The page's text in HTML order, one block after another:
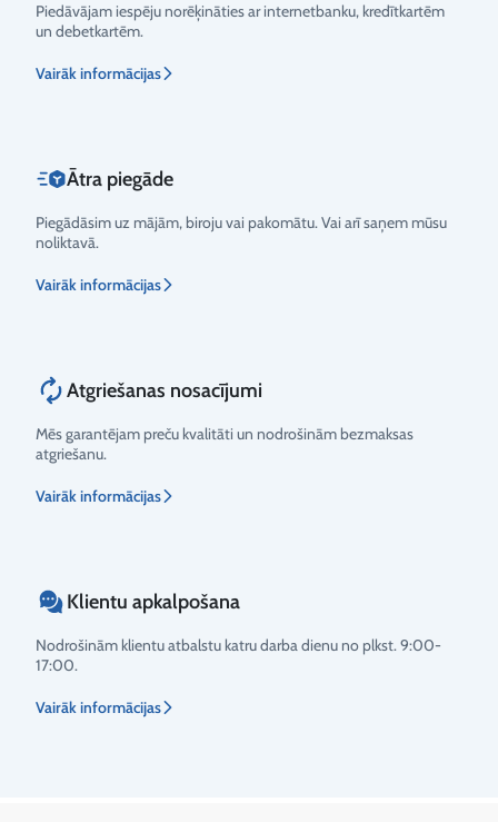
Piedāvājam iespēju norēķināties ar internetbanku, kredītkartēm
un debetkartēm.
Vairāk informācijas
Ātra piegāde
Piegādāsim uz mājām, biroju vai pakomātu. Vai arī saņem mūsu
noliktavā.
Vairāk informācijas
Atgriešanas nosacījumi
Mēs garantējam preču kvalitāti un nodrošinām bezmaksas
atgriešanu.
Vairāk informācijas
Klientu apkalpošana
Nodrošinām klientu atbalstu katru darba dienu no plkst. 9:00-
17:00.
Vairāk informācijas